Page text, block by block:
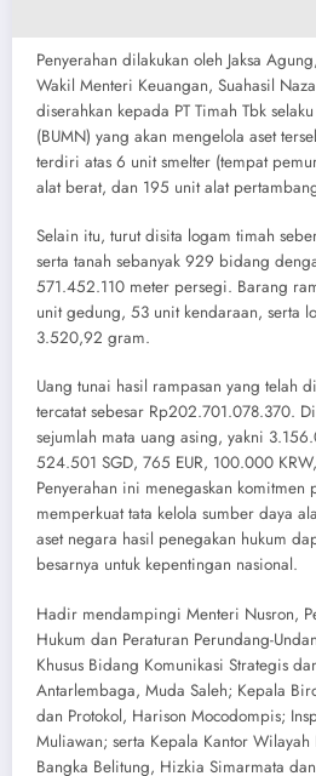
Penyerahan dilakukan oleh Jaksa
Wakil Menteri Keuangan, Suahasil
diserahkan kepada PT Timah Tbk
(BUMN) yang akan mengelola aset
terdiri atas 6 unit smelter (tempat
alat berat, dan 195 unit alat
Selain itu, turut disita logam timah
serta tanah sebanyak 929 bidang
571.452.110 meter persegi. Barang
unit gedung, 53 unit kendaraan, serta
3.520,92 gram.
Uang tunai hasil rampasan yang telah
tercatat sebesar Rp202.701.078.370.
sejumlah mata uang asing, yakni
524.501 SGD, 765 EUR, 100.000
Penyerahan ini menegaskan komitmen
memperkuat tata kelola sumber daya
aset negara hasil penegakan hukum
besarnya untuk kepentingan nasional.
Hadir mendampingi Menteri Nusron,
Hukum dan Peraturan Perundang-
Khusus Bidang Komunikasi Strategis
Antarlembaga, Muda Saleh; Kepala
dan Protokol, Harison Mocodompis;
Muliawan; serta Kepala Kantor Wilayah
Bangka Belitung, Hizkia Simarmata